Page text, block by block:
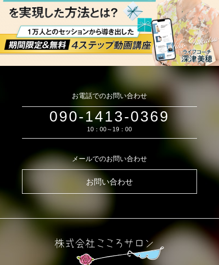
お電話でのお問い合わせ
090-1413-0369
10：00～19：00
メールでのお問い合わせ
お問い合わせ